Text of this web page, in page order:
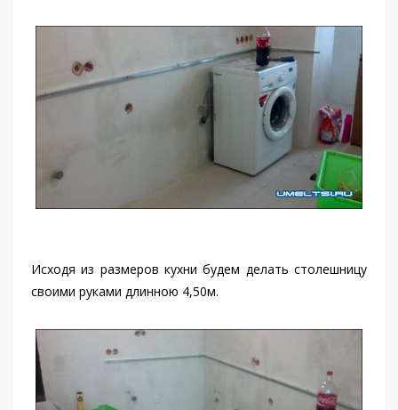
Исходя из размеров кухни будем делать столешницу
своими руками длинною 4,50м.